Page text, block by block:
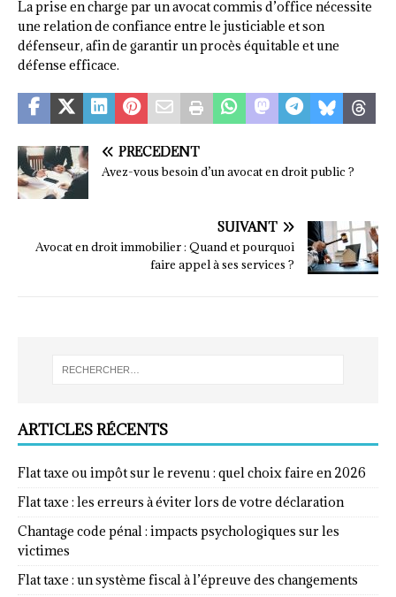
La prise en charge par un avocat commis d’office nécessite
une relation de confiance entre le justiciable et son
défenseur, afin de garantir un procès équitable et une
défense efficace.
PRÉCÉDENT
Avez-vous besoin d’un avocat en droit public ?
SUIVANT
Avocat en droit immobilier : Quand et pourquoi
faire appel à ses services ?
ARTICLES RÉCENTS
Flat taxe ou impôt sur le revenu : quel choix faire en 2026
Flat taxe : les erreurs à éviter lors de votre déclaration
Chantage code pénal : impacts psychologiques sur les
victimes
Flat taxe : un système fiscal à l’épreuve des changements